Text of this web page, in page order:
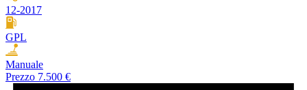
12-2017
GPL
Manuale
Prezzo 7.500 €